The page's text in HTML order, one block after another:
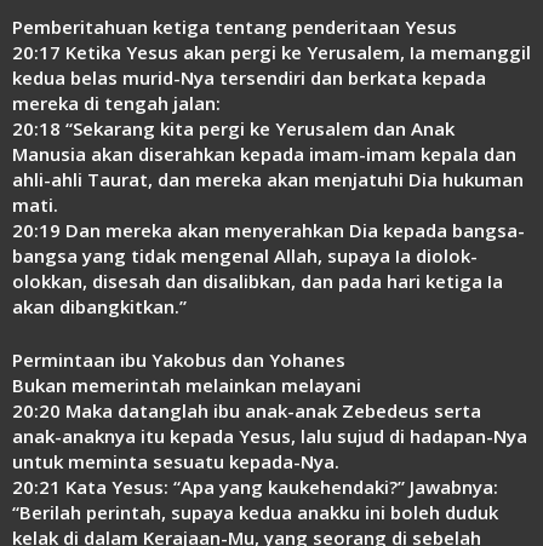
Pemberitahuan ketiga tentang penderitaan Yesus
20:17 Ketika Yesus akan pergi ke Yerusalem, Ia memanggil
kedua belas murid-Nya tersendiri dan berkata kepada
mereka di tengah jalan:
20:18 “Sekarang kita pergi ke Yerusalem dan Anak
Manusia akan diserahkan kepada imam-imam kepala dan
ahli-ahli Taurat, dan mereka akan menjatuhi Dia hukuman
mati.
20:19 Dan mereka akan menyerahkan Dia kepada bangsa-
bangsa yang tidak mengenal Allah, supaya Ia diolok-
olokkan, disesah dan disalibkan, dan pada hari ketiga Ia
akan dibangkitkan.”
Permintaan ibu Yakobus dan Yohanes
Bukan memerintah melainkan melayani
20:20 Maka datanglah ibu anak-anak Zebedeus serta
anak-anaknya itu kepada Yesus, lalu sujud di hadapan-Nya
untuk meminta sesuatu kepada-Nya.
20:21 Kata Yesus: “Apa yang kaukehendaki?” Jawabnya:
“Berilah perintah, supaya kedua anakku ini boleh duduk
kelak di dalam Kerajaan-Mu, yang seorang di sebelah